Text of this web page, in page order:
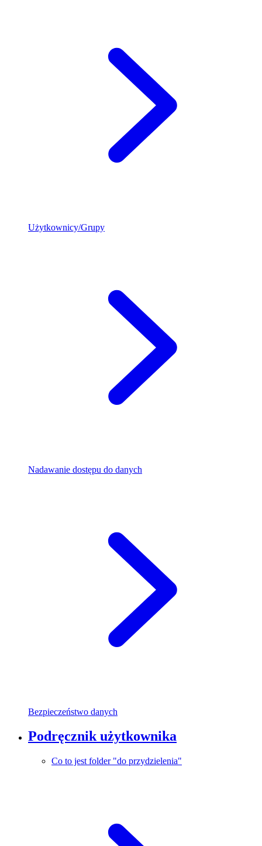
Użytkownicy/Grupy
Nadawanie dostępu do danych
Bezpieczeństwo danych
Podręcznik użytkownika
Co to jest folder "do przydzielenia"